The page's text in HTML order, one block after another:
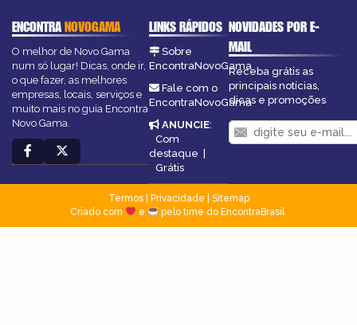
ENCONTRANOVOGAMA
O melhor de Novo Gama
num só lugar! Dicas, onde ir,
o que fazer, as melhores
empresas, locais, serviços e
muito mais no guia Encontra
Novo Gama.
LINKS RÁPIDOS
Sobre
EncontraNovoGama
Fale com o
EncontraNovoGama
ANUNCIE:
Com
destaque |
Grátis
NOVIDADES POR E-
MAIL
Receba grátis as
principais notícias,
dicas e promoções
Termos| Privacidade
Sitemap
Criado com
e pelo time do EncontraBrasil